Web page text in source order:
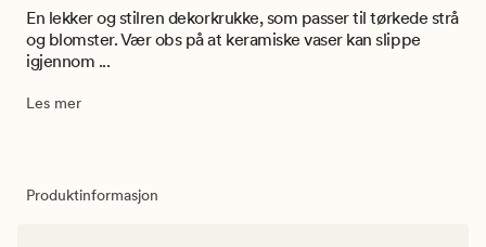
En lekker og stilren dekorkrukke, som passer til tørkede strå
og blomster. Vær obs på at keramiske vaser kan slippe
igjennom ...
Les mer
Produktinformasjon